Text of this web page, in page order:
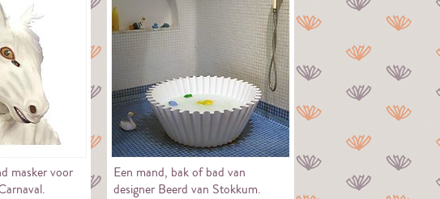
masker voor
Een mand, bak of bad van
designer Beerd van Stokkum.